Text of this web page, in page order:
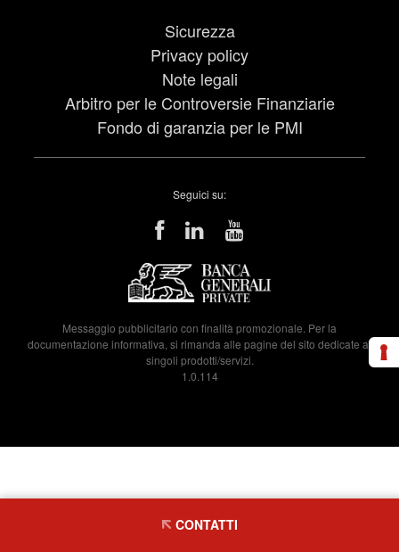
Sicurezza
Privacy policy
Note legali
Arbitro per le Controversie Finanziarie
Fondo di garanzia per le PMI
Seguici su:
Messaggio pubblicitario con finalità promozionale. Per la
documentazione informativa, si rimanda alle pagine del sito dedicate ai
singoli prodotti/servizi.
1.0.114
CONTATTI